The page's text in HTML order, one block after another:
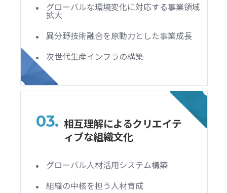
グローバルな環境変化に対応する事業領域
拡大
異分野技術融合を原動力とした事業成長
次世代生産インフラの構築
03. 相互理解によるクリエイテ
ィブな組織文化
グローバル人材活用システム構築
組織の中核を担う人材育成